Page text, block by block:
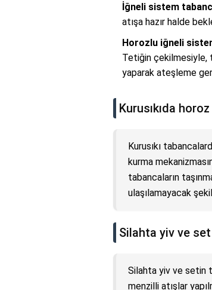
İğneli sistem
atışa hazır halde
Horozlu iğneli
Tetiğin çekilmesiyle,
yaparak ateşleme
Kurusıkıda
Kurusıkı
kurma
tabancaların
ulaşılamayacak
Silahta yiv ve
Silahta yiv ve setin
menzilli atışlar